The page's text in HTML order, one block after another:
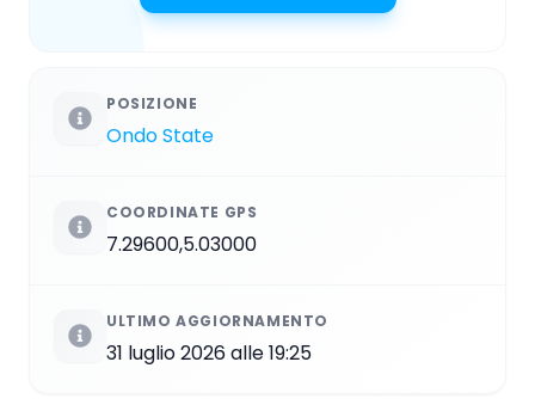
POSIZIONE
Ondo State
COORDINATE GPS
7.29600,5.03000
ULTIMO AGGIORNAMENTO
31 luglio 2026 alle 19:25